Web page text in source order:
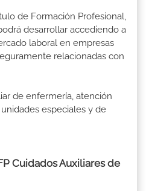
de Formación Profesional,
desarrollar accediendo a
laboral en empresas
relacionadas con
de enfermería, atención
especiales y de
Cuidados Auxiliares de